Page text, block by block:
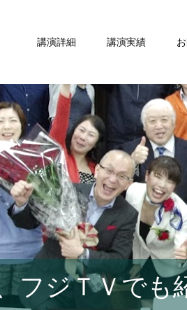
講演詳細 講演実績
フジＴＶでも